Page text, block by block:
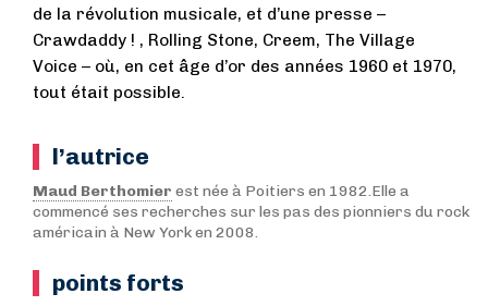
de la révolution musicale, et d’une presse –
Crawdaddy ! , Rolling Stone, Creem, The Village
Voice – où, en cet âge d’or des années 1960 et 1970,
tout était possible.
l’autrice
Maud Berthomier est née à Poitiers en 1982.Elle a
commencé ses recherches sur les pas des pionniers du rock
américain à New York en 2008.
points forts